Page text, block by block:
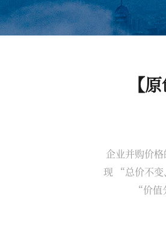
【
企业并购价
现 “总价不变
“价